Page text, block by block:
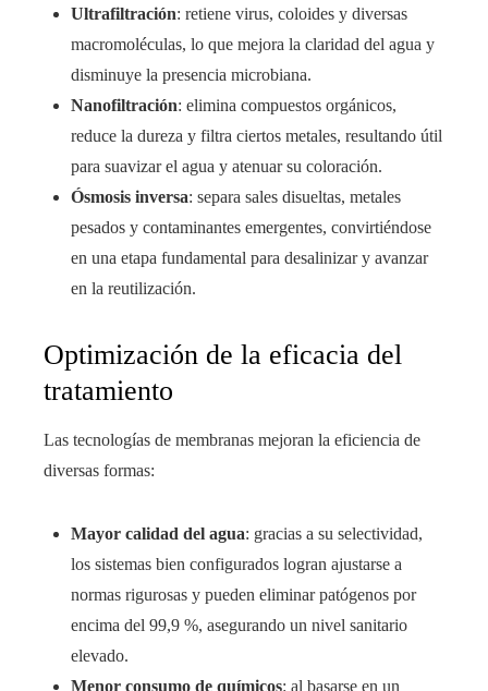
Ultrafiltración: retiene virus, coloides y diversas
macromoléculas, lo que mejora la claridad del agua y
disminuye la presencia microbiana.
Nanofiltración: elimina compuestos orgánicos,
reduce la dureza y filtra ciertos metales, resultando útil
para suavizar el agua y atenuar su coloración.
Ósmosis inversa: separa sales disueltas, metales
pesados y contaminantes emergentes, convirtiéndose
en una etapa fundamental para desalinizar y avanzar
en la reutilización.
Optimización de la eficacia del
tratamiento
Las tecnologías de membranas mejoran la eficiencia de
diversas formas:
Mayor calidad del agua: gracias a su selectividad,
los sistemas bien configurados logran ajustarse a
normas rigurosas y pueden eliminar patógenos por
encima del 99,9 %, asegurando un nivel sanitario
elevado.
Menor consumo de químicos: al basarse en un